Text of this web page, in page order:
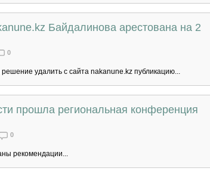
Байдалинова арестована на 2
0
удалить с сайта nakanune.kz публикацию...
прошла региональная конференция
0
рекомендации...